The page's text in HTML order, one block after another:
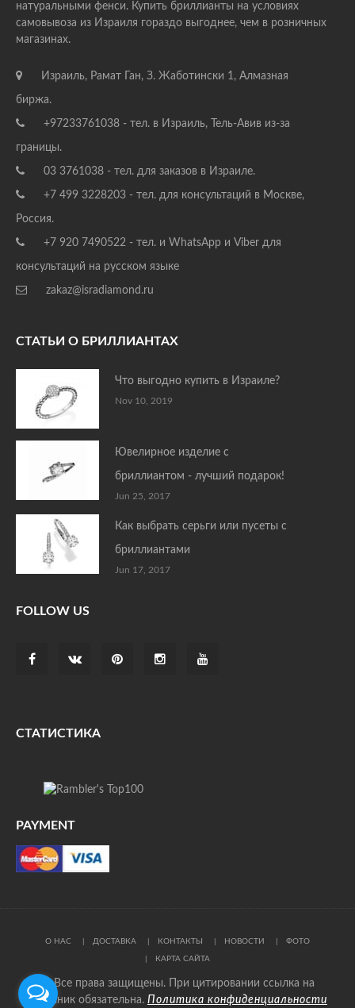
натуральными фенси. Купить бриллианты на условиях
самовывоза из Израиля гораздо выгоднее, чем в розничных
магазинах.
Израиль, Рамат Ган, З. Жаботински 1, Алмазная
биржа.
+97233761038 - тел. в Израиль, Тель-Авив из-за
границы.
03 3761038 - тел. для заказов в Израиле.
+7 499 3228203 - тел. для консультаций в Москве,
Россия.
+7 920 7490522 - тел. и WhatsApp и Viber для
консультаций на русском языке
zakaz@isradiamond.ru
СТАТЬИ О БРИЛЛИАНТАХ
Что выгодно купить в Израиле?
Nov 10, 2019
Ювелирное изделие с
бриллиантом - лучший подарок!
Jun 25, 2017
Как выбрать серьги или пусеты с
бриллиантами
Jun 17, 2017
FOLLOW US
СТАТИСТИКА
PAYMENT
О НАС ДОСТАВКА КОНТАКТЫ НОВОСТИ ФОТО
КАРТА САЙТА
© Все права защищены. При цитировании ссылка на
источник обязательна. Политика конфиденциальности